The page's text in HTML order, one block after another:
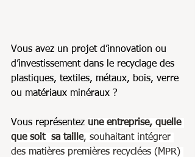
Vous avez un projet d’innovation ou
d’investissement dans le recyclage des
plastiques, textiles, métaux, bois, verre
ou matériaux minéraux ?
Vous représentez une entreprise, quelle
que soit  sa taille, souhaitant intégrer
des matières premières recyclées (MPR)